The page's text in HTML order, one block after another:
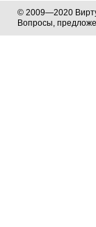
© 2009—2020
Вопросы,